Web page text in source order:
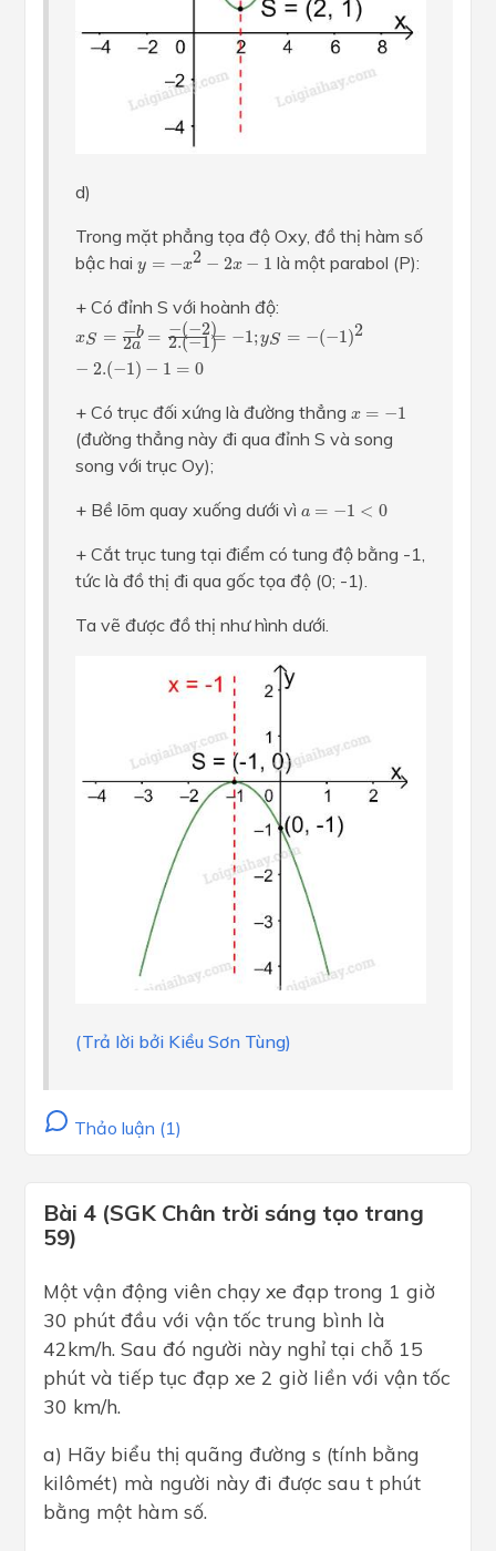
d)
Trong mặt phẳng tọa độ Oxy, đồ thị hàm số
bậc hai y = −x2 − 2x − 1
y − −2 −
là một parabol (P):
+ Có đỉnh S với hoành độ:
xS = −b
2a = −(−2)
2.(−1)= −1 ; yS = −(−1 )2
− 2.(−1) − 1 = 0
2a − )2. − 1)
+ Có trục đối xứng là đường thẳng x = −1
x
(đường thẳng này đi qua đỉnh S và song
song với trục Oy);
+ Bề lõm quay xuống dưới vì a = −1 < 0
a < 0
+ Cắt trục tung tại điểm có tung độ bằng -1,
tức là đồ thị đi qua gốc tọa độ (0; -1).
Ta vẽ được đồ thị như hình dưới.
(Trả lời bởi Kiều Sơn Tùng)
Thảo luận (1)
Bài 4 (SGK Chân trời sáng tạo trang
59)
Một vận động viên chạy xe đạp trong 1 giờ
30 phút đầu với vận tốc trung bình là
42km/h. Sau đó người này nghỉ tại chỗ 15
phút và tiếp tục đạp xe 2 giờ liền với vận tốc
30 km/h.
a) Hãy biểu thị quãng đường s (tính bằng
kilômét) mà người này đi được sau t phút
bằng một hàm số.